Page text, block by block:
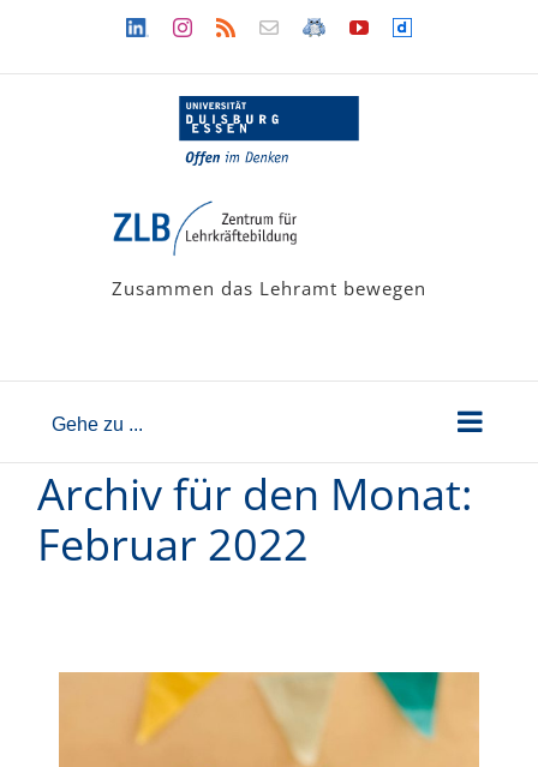
LinkedinInstagram
Rss Newsletter
LehramtsWiki
YouTubeDailymotion
Zusammen das Lehramt bewegen
Gehe zu ...
Archiv für den Monat:
Februar 2022